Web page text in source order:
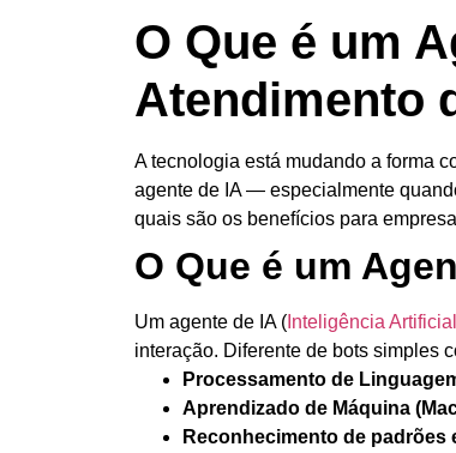
O Que é um
Atendimento
A tecnologia está mudando a forma
agente de IA— especialmente
quais são os benefícios para
O Que é um
Um agente de IA ( Inteligência Artificial
interação. Diferente de bots simples
Processamento de
Aprendizado de Máquina
Reconhecimento de padrões